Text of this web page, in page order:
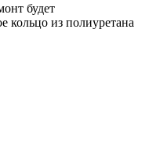
будет
кольцо из полиуретана